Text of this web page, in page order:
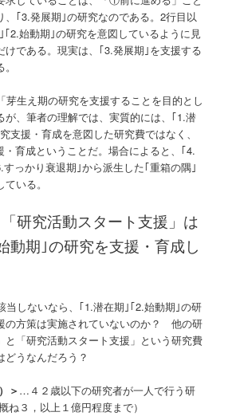
、｢3.発展期｣の研究なのである。2行目以
2.始動期｣の研究を意図しているように見
けである。現実は、｢3.発展期｣を支援する
芽生え期の研究を支援することを目的とし
が、筆者の理解では、実質的には、｢1.潜
支援・育成を意図した研究費ではなく、
・育成ということだ。場合によると、｢4.
っかり衰退期｣から派生した｢重箱の隅｣
いる。
「研究活動スタート支援」は
動期｣の研究を支援・育成し
当しないなら、｢1.潜在期｣｢2.始動期｣の研
の方策は実施されていないのか？ 他の研
と「研究活動スタート支援」という研究費
うなんだろう？
＞ …４２歳以下の研究者が一人で行う研
ね３，以上１億円程度まで）